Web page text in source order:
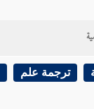
ترجمة علم